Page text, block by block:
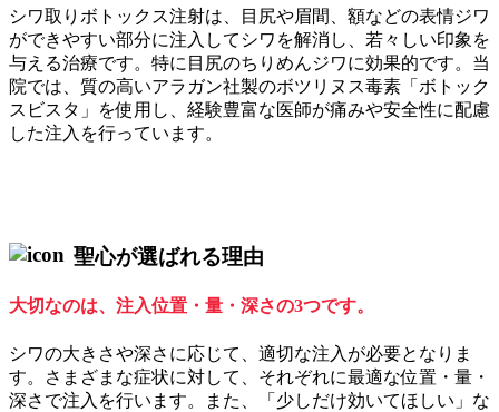
シワ取りボトックス注射は、目尻や眉間、額などの表情ジワ
ができやすい部分に注入してシワを解消し、若々しい印象を
与える治療です。特に目尻のちりめんジワに効果的です。当
院では、質の高いアラガン社製のボツリヌス毒素「ボトック
スビスタ」を使用し、経験豊富な医師が痛みや安全性に配慮
した注入を行っています。
聖心が選ばれる理由
大切なのは、注入位置・量・深さの3つです。
シワの大きさや深さに応じて、適切な注入が必要となりま
す。さまざまな症状に対して、それぞれに最適な位置・量・
深さで注入を行います。また、「少しだけ効いてほしい」な